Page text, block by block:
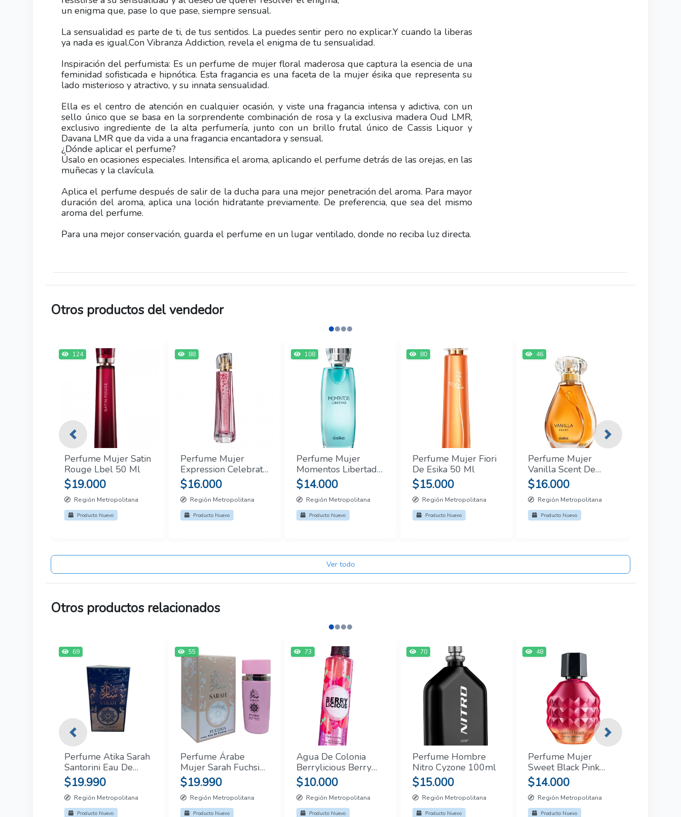
un enigma que, pase lo que pase, siempre sensual.
La sensualidad es parte de ti, de tus sentidos. La puedes sentir pero no explicar.Y cuando la liberas
ya nada es igual.Con Vibranza Addiction, revela el enigma de tu sensualidad.
Inspiración del perfumista: Es un perfume de mujer floral maderosa que captura la esencia de una
feminidad sofisticada e hipnótica. Esta fragancia es una faceta de la mujer ésika que representa su
lado misterioso y atractivo, y su innata sensualidad.
Ella es el centro de atención en cualquier ocasión, y viste una fragancia intensa y adictiva, con un
sello único que se basa en la sorprendente combinación de rosa y la exclusiva madera Oud LMR,
exclusivo ingrediente de la alta perfumería, junto con un brillo frutal único de Cassis Liquor y
Davana LMR que da vida a una fragancia encantadora y sensual.
¿Dónde aplicar el perfume?
Úsalo en ocasiones especiales. Intensifica el aroma, aplicando el perfume detrás de las orejas, en las
muñecas y la clavícula.
Aplica el perfume después de salir de la ducha para una mejor penetración del aroma. Para mayor
duración del aroma, aplica una loción hidratante previamente. De preferencia, que sea del mismo
aroma del perfume.
Para una mejor conservación, guarda el perfume en un lugar ventilado, donde no reciba luz directa.
Otros productos del vendedor
124
Perfume Mujer Satin
Rouge Lbel 50 Ml
$19.000
Región Metropolitana
Producto Nuevo
88
Perfume Mujer
Expression Celebrate
De Esika 50 Ml
$16.000
Región Metropolitana
Producto Nuevo
108
Perfume Mujer
Momentos Libertad
De Esika 50 Ml
$14.000
Región Metropolitana
Producto Nuevo
80
Perfume Mujer Fiori
De Esika 50 Ml
$15.000
Región Metropolitana
Producto Nuevo
46
Perfume Mujer
Vanilla Scent De
Esika 50 Ml
$16.000
Región Metropolitana
Producto Nuevo
Previous Next
Ver todo
Otros productos relacionados
69
Perfume Atika Sarah
Santorini Eau De
Parfum Hombre
100ml
$19.990
Región Metropolitana
Producto Nuevo
55
Perfume Árabe
Mujer Sarah Fuchsia
Eau De Parfum
100ml
$19.990
Región Metropolitana
Producto Nuevo
73
Agua De Colonia
Berrylicious Berry
Cocktail Cyzone 200
Ml
$10.000
Región Metropolitana
Producto Nuevo
70
Perfume Hombre
Nitro Cyzone 100ml
$15.000
Región Metropolitana
Producto Nuevo
48
Perfume Mujer
Sweet Black Pink
Addict Cyzone 50 Ml
$14.000
Región Metropolitana
Producto Nuevo
Previous Next